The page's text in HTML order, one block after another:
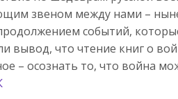
звеном между нами –
событий,
вывод, что чтение книг о
– осознать то, что война